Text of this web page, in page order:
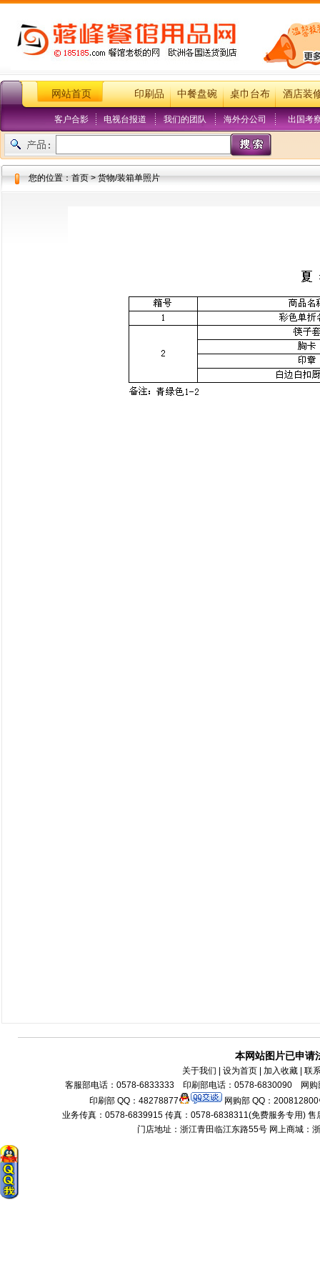
网站首页 印刷品 中餐盘碗 桌巾台布 酒店装
客户合影 电视台报道 我们的团队 海外分公司 出国考
您的位置：首页 > 货物/装箱单照片
本网站图片已申请
关于我们
| 设为首页 | 加入收藏 |
客服部电话：0578-6833333 印刷部电话：0578-6830090 网
印刷部 QQ：48278877
网购部 QQ：200812800
业务传真：0578-6839915 传真：0578-6838311(免费服务专用)
门店地址：浙江青田临江东路55号 网上商城：